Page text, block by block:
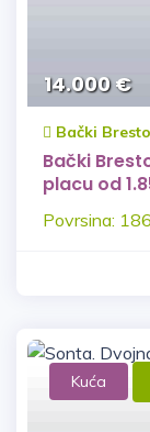
14.000 €
Bački
Bački
placu od
Povrsina:
Kuća